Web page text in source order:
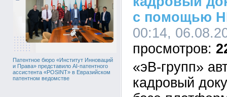
Патентное бюро «Институт Инноваций
и Права» представило AI-патентного
ассистента «POSINT» в Евразийском
патентном ведомстве
с помощью
00:14,
«эВ-групп»
кадровый